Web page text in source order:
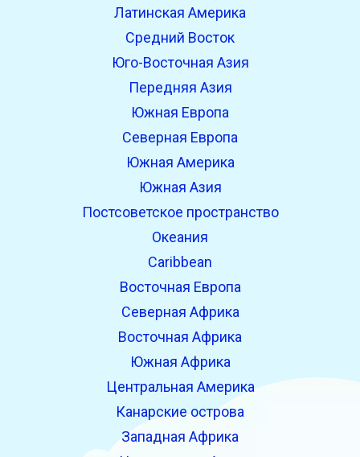
Латинская Америка
Средний Восток
Юго-Восточная Азия
Передняя Азия
Южная Европа
Северная Европа
Южная Америка
Южная Азия
Постсоветское пространство
Океания
Caribbean
Восточная Европа
Северная Африка
Восточная Африка
Южная Африка
Центральная Америка
Канарские острова
Западная Африка